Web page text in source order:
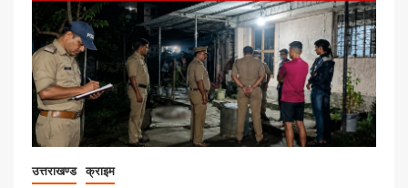
उत्तराखण्ड क्राइम